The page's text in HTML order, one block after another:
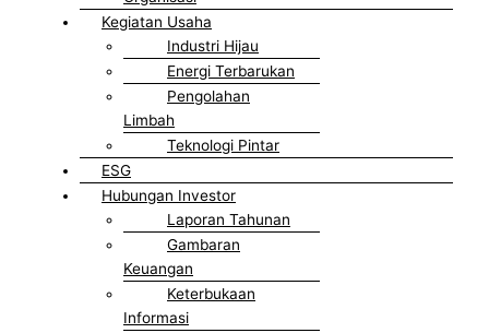
Kegiatan Usaha
Industri Hijau
Energi Terbarukan
Pengolahan
Limbah
Teknologi Pintar
ESG
Hubungan Investor
Laporan Tahunan
Gambaran
Keuangan
Keterbukaan
Informasi